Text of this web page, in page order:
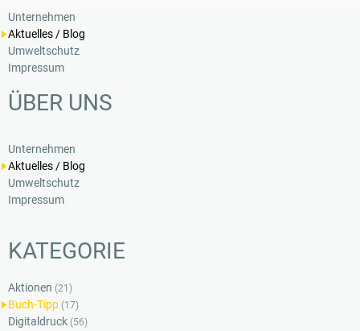
Unternehmen
Aktuelles / Blog
Umweltschutz
Impressum
ÜBER UNS
Unternehmen
Aktuelles / Blog
Umweltschutz
Impressum
KATEGORIE
Aktionen (21)
Buch-Tipp (17)
Digitaldruck (56)